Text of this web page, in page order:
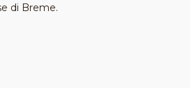
di Breme.